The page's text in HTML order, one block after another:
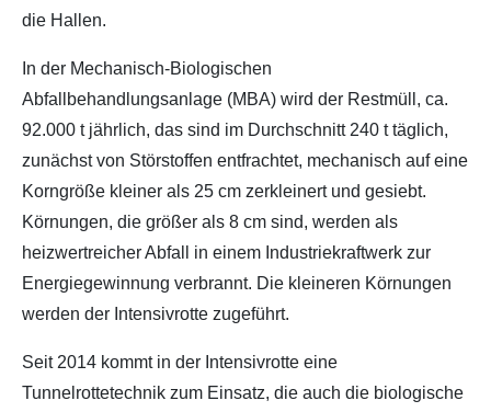
die Hallen.
In der Mechanisch-Biologischen
Abfallbehandlungsanlage (MBA) wird der Restmüll, ca.
92.000 t jährlich, das sind im Durchschnitt 240 t täglich,
zunächst von Störstoffen entfrachtet, mechanisch auf eine
Korngröße kleiner als 25 cm zerkleinert und gesiebt.
Körnungen, die größer als 8 cm sind, werden als
heizwertreicher Abfall in einem Industriekraftwerk zur
Energiegewinnung verbrannt. Die kleineren Körnungen
werden der Intensivrotte zugeführt.
Seit 2014 kommt in der Intensivrotte eine
Tunnelrottetechnik zum Einsatz, die auch die biologische